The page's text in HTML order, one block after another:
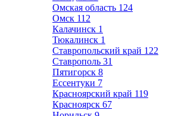
Омская область 124
Омск 112
Калачинск 1
Тюкалинск 1
Ставропольский край 122
Ставрополь 31
Пятигорск 8
Ессентуки 7
Красноярский край 119
Красноярск 67